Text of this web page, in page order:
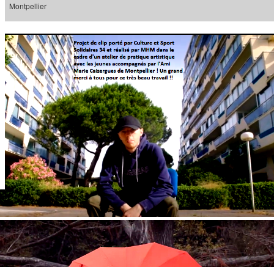
Montpellier